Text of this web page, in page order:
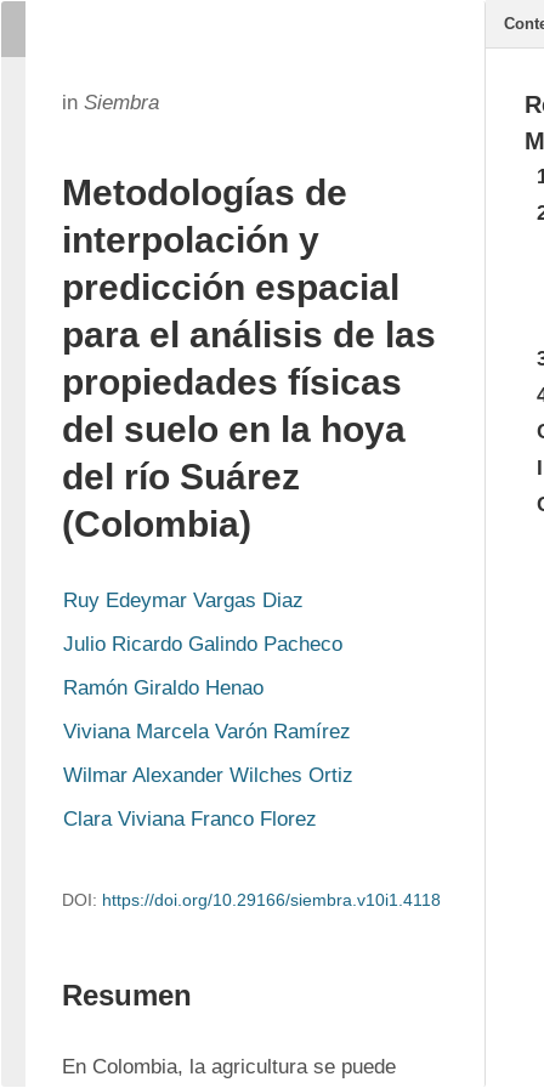
in Siembra
Metodologías de
interpolación y
predicción espacial
para el análisis de las
propiedades físicas
del suelo en la hoya
del río Suárez
(Colombia)
Ruy Edeymar Vargas Diaz
Julio Ricardo Galindo Pacheco
Ramón Giraldo Henao
Viviana Marcela Varón Ramírez
Wilmar Alexander Wilches Ortiz
Clara Viviana Franco Florez
DOI: https://doi.org/10.29166/siembra.v10i1.4118
Resumen
En Colombia, la agricultura se puede